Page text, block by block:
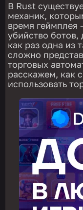
В Rust
механик,
время геймплея
убийство ботов,
как раз одна из
сложно
торговых
расскажем, как
использовать